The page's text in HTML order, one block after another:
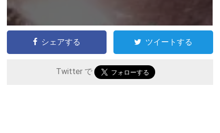
シェアする ツイートする
Twitter で